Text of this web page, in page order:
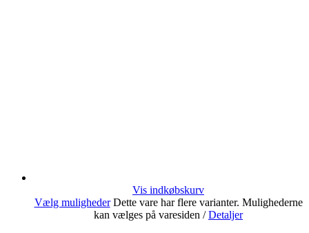
Vis indkøbskurv
Vælg muligheder Dette vare har flere varianter. Mulighederne
kan vælges på varesiden / Detaljer